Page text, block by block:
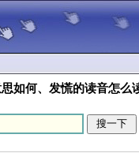
如何、发慌的读音怎么